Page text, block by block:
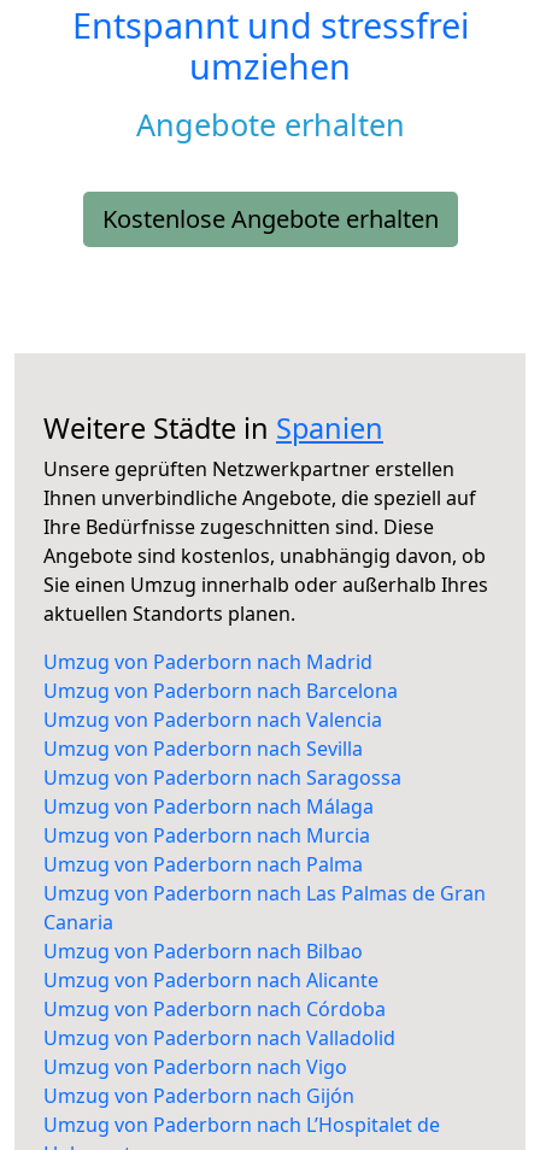
Entspannt und stressfrei
umziehen
Angebote erhalten
Kostenlose Angebote erhalten
Weitere Städte in Spanien
Unsere geprüften Netzwerkpartner erstellen
Ihnen unverbindliche Angebote, die speziell auf
Ihre Bedürfnisse zugeschnitten sind. Diese
Angebote sind kostenlos, unabhängig davon, ob
Sie einen Umzug innerhalb oder außerhalb Ihres
aktuellen Standorts planen.
Umzug von Paderborn nach Madrid
Umzug von Paderborn nach Barcelona
Umzug von Paderborn nach Valencia
Umzug von Paderborn nach Sevilla
Umzug von Paderborn nach Saragossa
Umzug von Paderborn nach Málaga
Umzug von Paderborn nach Murcia
Umzug von Paderborn nach Palma
Umzug von Paderborn nach Las Palmas de Gran
Canaria
Umzug von Paderborn nach Bilbao
Umzug von Paderborn nach Alicante
Umzug von Paderborn nach Córdoba
Umzug von Paderborn nach Valladolid
Umzug von Paderborn nach Vigo
Umzug von Paderborn nach Gijón
Umzug von Paderborn nach L’Hospitalet de